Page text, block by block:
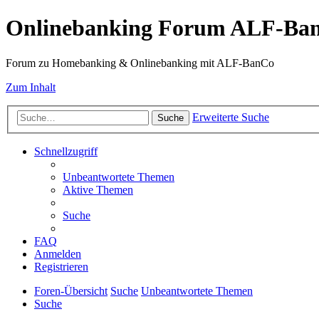
Onlinebanking Forum ALF-
Forum zu Homebanking & Onlinebanking mit ALF-BanCo
Zum Inhalt
Suche Erweiterte Suche
Schnellzugriff
Unbeantwortete Themen
Aktive Themen
Suche
FAQ
Anmelden
Registrieren
Foren-Übersicht Suche Unbeantwortete Themen
Suche